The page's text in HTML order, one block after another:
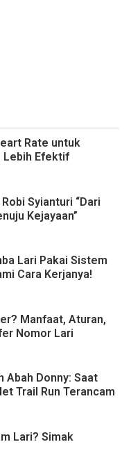
Rate untuk
Lebih Efektif
Syianturi “Dari
Kejayaan”
Lari Pakai Sistem
Cara Kerjanya!
Manfaat, Aturan,
Nomor Lari
Abah Donny: Saat
Trail Run Terancam
Lari? Simak